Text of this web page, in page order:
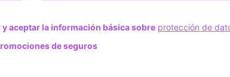
aceptar la información básica sobre protección de
de seguros